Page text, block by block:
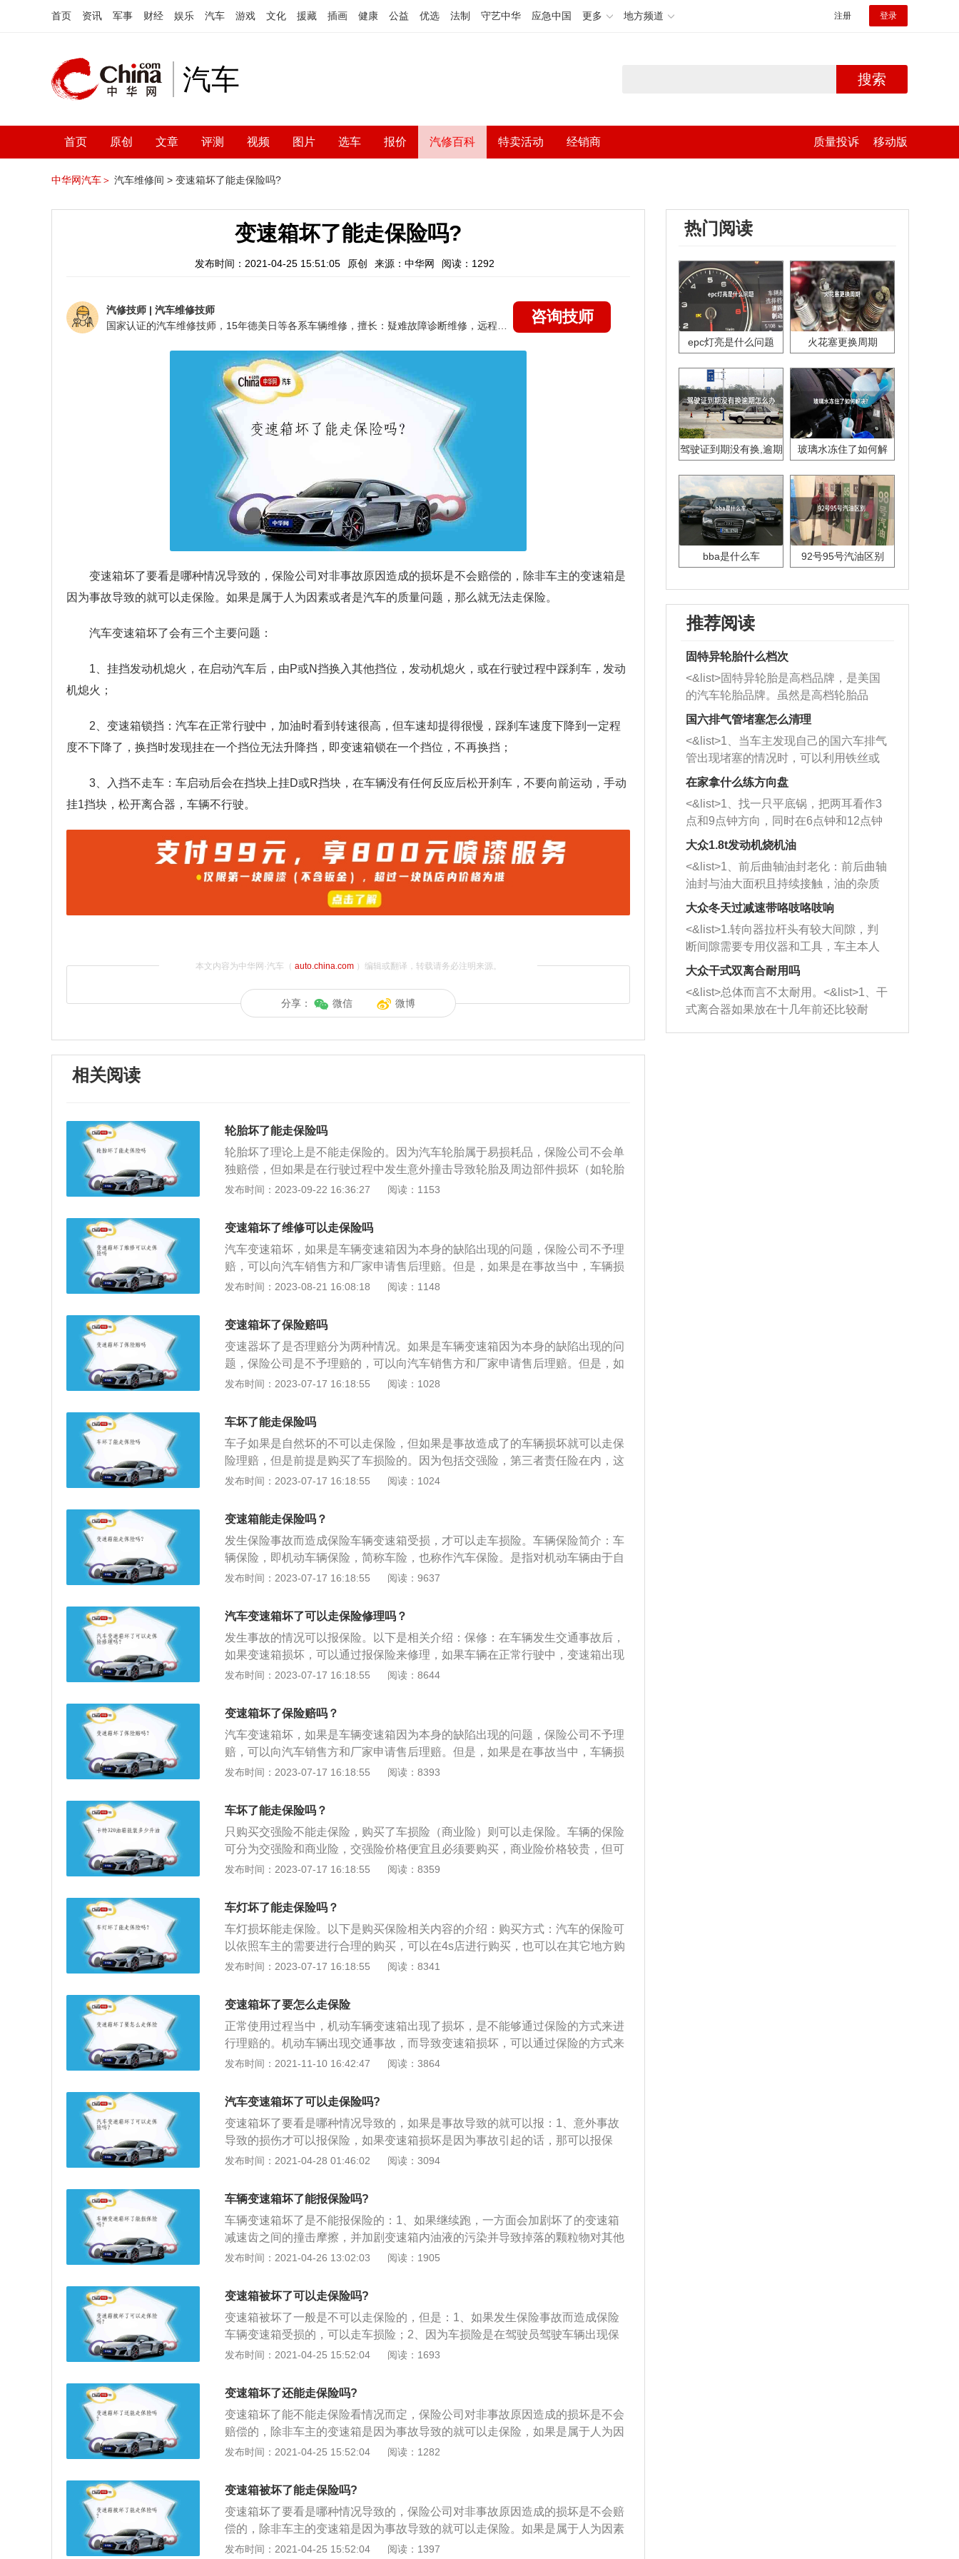
首页 资讯 军事 财经 娱乐 汽车 游戏 文化 援藏 插画 健康 公益 优选 法制 守艺中华 应急中国 更多 地方频道 注册 登录
汽车 搜索
首页 原创 文章 评测 视频 图片 选车 报价 汽修百科 特卖活动 经销商 质量投诉 移动版
中华网汽车＞ 汽车维修间 > 变速箱坏了能走保险吗?
变速箱坏了能走保险吗?
发布时间：2021-04-25 15:51:05 原创 来源：中华网 阅读：1292
汽修技师 | 汽车维修技师
咨询技师
变速箱坏了要看是哪种情况导致的，保险公司对非事故原因造成的损坏是不会赔偿的，除非车主的变速箱是
因为事故导致的就可以走保险。如果是属于人为因素或者是汽车的质量问题，那么就无法走保险。
汽车变速箱坏了会有三个主要问题：
1、挂挡发动机熄火，在启动汽车后，由P或N挡换入其他挡位，发动机熄火，或在行驶过程中踩刹车，发动
机熄火；
2、变速箱锁挡：汽车在正常行驶中，加油时看到转速很高，但车速却提得很慢，踩刹车速度下降到一定程
度不下降了，换挡时发现挂在一个挡位无法升降挡，即变速箱锁在一个挡位，不再换挡；
3、入挡不走车：车启动后会在挡块上挂D或R挡块，在车辆没有任何反应后松开刹车，不要向前运动，手动
挂1挡块，松开离合器，车辆不行驶。
本文内容为中华网·汽车（ auto.china.com）编辑或翻译，转载请务必注明来源。
分享： 微信 微博
相关阅读
轮胎坏了能走保险吗
轮胎坏了理论上是不能走保险的。因为汽车轮胎属于易损耗品，保险公司不会单
独赔偿，但如果是在行驶过程中发生意外撞击导致轮胎及周边部件损坏（如轮胎
上方叶子板及轮胎内部的车辆悬挂系统）损害，损害车辆又投保了车辆损失险，
地面接触和汽车的悬架系统，共同缓和汽车在行驶过程中受到的冲击，使汽车保
持良好的舒适性和行驶平稳性，好的轮胎可以保证车轮和路面有良好的附着性，
从而提高汽车的牵引力和驱动性。汽车的轮胎需要承受汽车在空载和满载时的重
量，所以不同重量的车型具有不同的轮胎，有些车型还会配备备胎，备胎分为全
尺寸备胎和非全尺寸备胎，全尺寸备胎和原有轮胎是一样的，非全尺寸备胎只能
发布时间：2023-09-22 16:36:27 阅读：1153
变速箱坏了维修可以走保险吗
汽车变速箱坏，如果是车辆变速箱因为本身的缺陷出现的问题，保险公司不予理
赔，可以向汽车销售方和厂家申请售后理赔。但是，如果是在事故当中，车辆损
伤严重，变速箱也是受到明显的撞击伤痕，这可以找保险公司理赔。因产生道路
司开展立案侦查，立案侦查后提前准备赔付必需的材料，等候车险公司剖析赔付
的详细情况。车险公司对赔付实例开展审查后，明确保险条款，并完成赔付。赔
付取得成功，盈利人可在相匹配账号查询赔付的保障金是不是到账。买车人立即
打电话给车险公司，由车险公司来开展赔付。由于车损是在驾驶人员安全驾驶车
子发生保险事故的情况下，导致车子变速器损伤，或车子损坏的，能够申请走商
变速箱主要由齿轮和轴组成，通过不同的齿轮组合产生变速变矩；而自动变速箱
AT是由液力变扭器、行星齿轮、液压变距系统和液压操纵系统组成，通过液力传
递和齿轮组合的方式来达到变速变矩。
发布时间：2023-08-21 16:08:18 阅读：1148
变速箱坏了保险赔吗
变速器坏了是否理赔分为两种情况。如果是车辆变速箱因为本身的缺陷出现的问
题，保险公司是不予理赔的，可以向汽车销售方和厂家申请售后理赔。但是，如
果是在事故当中，车辆损伤严重，变速箱受到明显的撞击，出现伤痕，这是可以
轴组成，通过不同的齿轮组合产生变速变矩；而自动变速箱AT是由液力变扭器、
行星齿轮、液压变距系统和液压操纵系统组成，通过液力传递和齿轮组合的方式
来达到变速变矩。其中液力变扭器是AT最具特点的部件，它由泵轮、涡轮和导轮
等构件组成，直接输入发动机动力传递扭矩和离合作用。泵轮和涡轮是一对工作
组合，它们就好似相对放置的两台风扇，一台主动风扇吹出的风力会带动另一台
空气成为传递动能的媒介，泵轮就会通过液体带动涡轮旋转，再在泵轮和涡轮之
间加上导轮以提高液体的传递效率。
发布时间：2023-07-17 16:18:55 阅读：1028
车坏了能走保险吗
车子如果是自然坏的不可以走保险，但如果是事故造成了的车辆损坏就可以走保
险理赔，但是前提是购买了车损险的。因为包括交强险，第三者责任险在内，这
些都是给别人赔钱的，不能给自己赔。报车险的流程：1、当交通事故发生以
间地点。如果此次事故涉及到伤人，那么还需要通知交警部门前来勘查，然后对
事故现场进行责任划分。2、当保险公司的工作人员到达事故现场以后，车主需
要向保险公司工作人员出具自己的身份证明及保险单据。3、保险工作人员核对
车主信息无误以后，会让车主填写一份表，然后详细讲述事故发生的具体过程，
事故原因，还需要写明车主详细信息。4、保险公司的工作人员会根据车主的描
况。5、根据事故的具体情况，在情况属实的情况下，保险公司工作内部会尽快
审核，然后把款打到车主账户上。对于车辆有破损的，保险公司理赔员会尽快将
车主已经签字的委托单交到修理厂去维修。车险不理赔的情况：1、新车未上
的免责条款中，都明确规定，除非另有约定，否则发生保险事故时无公安机关交
司不予赔偿。2、车辆未在规定时间内年检或者未通过年检出事造成的损失，不
赔：车辆未通过年检或者未及时年检，均属于不能合法上路。车险免责条款规
定，未在规定检验期限内进行机动车安全技术检验或检验未通过而上路行驶过程
中造成的损失，保险公司不予赔偿。
发布时间：2023-07-17 16:18:55 阅读：1024
变速箱能走保险吗？
发生保险事故而造成保险车辆变速箱受损，才可以走车损险。车辆保险简介：车
辆保险，即机动车辆保险，简称车险，也称作汽车保险。是指对机动车辆由于自
然灾害或意外事故所造成的人身伤亡或财产损失负赔偿责任的一种商业保险。车
险。基本险包括第三者责任险和车辆损失险；附加险包括全车盗抢险、车上责任
险、无过失责任险、车载货物掉落责任险、玻璃单独破碎险、车辆停驶损失险、
自燃损失险、新增设备损失险、不计免赔特约险。
发布时间：2023-07-17 16:18:55 阅读：9637
汽车变速箱坏了可以走保险修理吗？
发生事故的情况可以报保险。以下是相关介绍：保修：在车辆发生交通事故后，
如果变速箱损坏，可以通过报保险来修理，如果车辆在正常行驶中，变速箱出现
损坏，是不在保险公司的赔偿范围，是属于车辆的质量问题。使用注意：手动挡
变速箱，在行驶中不允许使用空挡，D挡，N挡，R挡在切换的时候需要停车。在
车辆停车之后，首先要打开驻车制动，然后再将挡位移动到P挡。位置：变速箱
的位置是在车辆的底盘上，具体是在发动机的后方。
发布时间：2023-07-17 16:18:55 阅读：8644
变速箱坏了保险赔吗？
汽车变速箱坏，如果是车辆变速箱因为本身的缺陷出现的问题，保险公司不予理
赔，可以向汽车销售方和厂家申请售后理赔。但是，如果是在事故当中，车辆损
伤严重，变速箱也是受到明显的撞击伤痕，这可以找保险公司理赔。拓展：汽车
成，通过不同的齿轮组合产生变速变矩；而自动变速箱AT是由液力变扭器、行星
齿轮、液压变距系统和液压操纵系统组成，通过液力传递和齿轮组合的方式来达
到变速变矩。
发布时间：2023-07-17 16:18:55 阅读：8393
车坏了能走保险吗？
只购买交强险不能走保险，购买了车损险（商业险）则可以走保险。车辆的保险
可分为交强险和商业险，交强险价格便宜且必须要购买，商业险价格较贵，但可
赔偿多方面的事故以及更多的费用。交强险全称是机动车交通事故责任强制保
员和被保险人）的人身伤亡、财产损失，在责任限额内予以赔偿的强制性责任保
险，所以汽车被撞坏，交强险不会理赔。车辆损失险是指保险车辆遭受保险责任
范围内的自然灾害（不包括地震）或意外事故，造成保险车辆本身损失。自己开
车撞坏的情况车损险可以理赔，属于意外事故。汽车发生交通事故，车主应该拍
照取证，并且进行保险报备，事故超过48小时未报，保险不会理赔。
发布时间：2023-07-17 16:18:55 阅读：8359
车灯坏了能走保险吗？
车灯损坏能走保险。以下是购买保险相关内容的介绍：购买方式：汽车的保险可
以依照车主的需要进行合理的购买，可以在4s店进行购买，也可以在其它地方购
买。贷款买车：一般贷款买车，保险需要在店内进行购买，同时还会收取一定的
项：肇事车辆参加机动车第三者责任强制保险，由保险公司在责任限额范围内支
发布时间：2023-07-17 16:18:55 阅读：8341
变速箱坏了要怎么走保险
正常使用过程当中，机动车辆变速箱出现了损坏，是不能够通过保险的方式来进
行理赔的。机动车辆出现交通事故，而导致变速箱损坏，可以通过保险的方式来
进行理赔。虽说车辆购买了保险，但并不是所有问题都会理赔。机动车辆的变速
是在车辆发动机转速和扭矩不变的情况下，改变机动车辆的驱动力和行驶速度，
可以使机动车辆倒退行驶，发动机可以不熄火停车。
发布时间：2021-11-10 16:42:47 阅读：3864
汽车变速箱坏了可以走保险吗?
变速箱坏了要看是哪种情况导致的，如果是事故导致的就可以报：1、意外事故
导致的损伤才可以报保险，如果变速箱损坏是因为事故引起的话，那可以报保
险；2、如果是因为质量问题引起的，那就是不属于保险责任的范围了；3、如果
发布时间：2021-04-28 01:46:02 阅读：3094
车辆变速箱坏了能报保险吗?
车辆变速箱坏了是不能报保险的：1、如果继续跑，一方面会加剧坏了的变速箱
减速齿之间的撞击摩擦，并加剧变速箱内油液的污染并导致掉落的颗粒物对其他
减速齿的损伤，造成无法修复的后果；2、变速箱主要指的是汽车的变速箱。它
生变速变矩；而自动变速箱AT是由液力变扭器、行星齿轮和液压操纵系统组成，
通过液力传递和齿轮组合的方式来达到变速变矩；3、汽车变速箱上有输入轴传
感器和输出轴传感器。这两个传感器的主要作用是实现汽车的升降挡。不管哪个
传感器出现故障，都会影响汽车的正常升降挡；4、但是，有急事，还是可以跑
跑的。但是没法实现升降挡，对于车速影响很大。
发布时间：2021-04-26 13:02:03 阅读：1905
变速箱被坏了可以走保险吗?
变速箱被坏了一般是不可以走保险的，但是：1、如果发生保险事故而造成保险
车辆变速箱受损的，可以走车损险；2、因为车损险是在驾驶员驾驶车辆出现保
险事故的时候，造成车辆变速箱受损或车辆受损的，可以申报走保险，保险公司
是可以走保险报销的。
发布时间：2021-04-25 15:52:04 阅读：1693
变速箱坏了还能走保险吗?
变速箱坏了能不能走保险看情况而定，保险公司对非事故原因造成的损坏是不会
赔偿的，除非车主的变速箱是因为事故导致的就可以走保险，如果是属于人为因
素或者是汽车的质量问题，那么就无法走保险。相关资料：1、如果汽车的变速
变速箱损坏，那么走保险往往问题不大；2、大多数的车主选择购买保险往往是
为了让自己受到利益损害时可以得到一个保障，让自己的损失可以降到最低；
3、汽车的变速箱主要是起到一个让汽车的发动机发挥到最佳性能的作用，汽车
的发动机就好像是汽车的心脏，而一个性能好的发动机对车主绝对是格外有利
的，可以让车主在操控汽车的时候获得更好的动力，让汽车超车难度不大。
发布时间：2021-04-25 15:52:04 阅读：1282
变速箱被坏了能走保险吗?
变速箱坏了要看是哪种情况导致的，保险公司对非事故原因造成的损坏是不会赔
偿的，除非车主的变速箱是因为事故导致的就可以走保险。如果是属于人为因素
或者是汽车的质量问题，那么就无法走保险。变速箱的相关资料：1、如果车主
发布时间：2021-04-25 15:52:04 阅读：1397
热门阅读
epc灯亮是什么问题 火花塞更换周期
驾驶证到期没有换,逾期
玻璃水冻住了如何解
bba是什么车 92号95号汽油区别
推荐阅读
固特异轮胎什么档次
<&list>固特异轮胎是高档品牌，是美国
的汽车轮胎品牌。虽然是高档轮胎品
牌，但是中高低端的轮胎都有生产，这
也是为了更好的开拓市场。
国六排气管堵塞怎么清理
<&list>1、当车主发现自己的国六车排气
管出现堵塞的情况时，可以利用铁丝或
者是细棍，直接将杂物给取出来，如果
堵塞情况比较严重，也可以采取应急措
施。 <&list>2、直接利用木棍将所有的
杂物推到排气管里面的位置处，然后将
三元催化器拆解开，就可以将堵塞的东
西取出来。但如果是因为积碳过多引起
的堵塞，就需要将三元催化器泡在草酸
洗剂对堵塞的情况得到解决，将清洗剂
放在燃油箱中，与燃油混合后，车辆启
动时，就可以和汽油一起进入到燃烧
室，最后形成废气排出，就可以让三元
催化器得到清洗，排气管堵塞的情况就
能够得到解决。
在家拿什么练方向盘
<&list>1、找一只平底锅，把两耳看作3
点和9点钟方向，同时在6点钟和12点钟
方向做一个标记。 <&list>2、双手握住
一圈半的练习，往右同样也要打相同的
圈数。 <&list>3、最后强调要反复练
习，这样就可以形成肌肉记忆，在真实
驾驶车辆时，不需要记忆也能打好方
向。
大众1.8t发动机烧机油
<&list>1、前后曲轴油封老化：前后曲轴
油封与油大面积且持续接触，油的杂质
和发动机内持续温度变化使其密封效果
逐渐减弱，导致渗油或漏油。<&list>2、
活塞间隙过大：积碳会使活塞环与缸体
的间隙扩大，导致机油流入燃烧室中，
造成烧机油。<&list>3、机油粘度。使用
机油粘度过小的话，同样会有烧机油现
象，机油粘度过小具有很好的流动性，
大众冬天过减速带咯吱咯吱响
<&list>1.转向器拉杆头有较大间隙，判
断间隙需要专用仪器和工具，车主本人
无法制作，需要将车辆送到修理厂或4s
店；<&list>2.车辆半轴套管防尘罩破
裂，破裂后会出现漏油现象，使半轴磨
损严重，磨损的半轴容易损坏，产生异
响；<&list>3.稳定器的转向胶套和球头
大众干式双离合耐用吗
<&list>总体而言不太耐用。<&list>1、干
式离合器如果放在十几年前还比较耐